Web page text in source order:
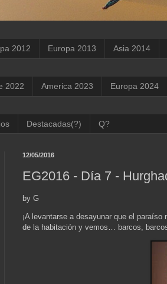
2012 Europa 2013 Asia 2014
2022 America 2023 Europa 2024
Destacadas(?) Q?
12/05/2016
EG2016 - Día 7 -
by G
¡A levantarse a desayunar que el
de la habitación y vemos… barcos,